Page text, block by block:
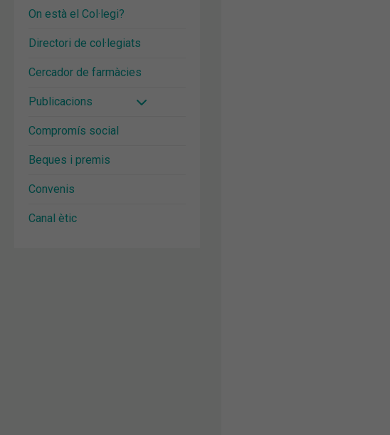
On està el Col·legi?
Directori de col·legiats
Cercador de farmàcies
Publicacions
Compromís social
Beques i premis
Convenis
Canal ètic